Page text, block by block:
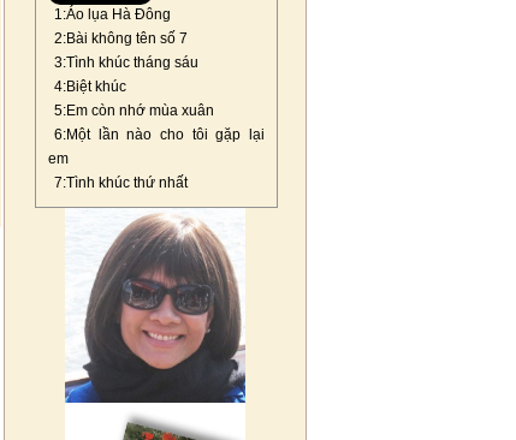
1:Áo lụa Hà Đông
2:Bài không tên số 7
3:Tình khúc tháng sáu
4:Biệt khúc
5:Em còn nhớ mùa xuân
6:Một lần nào cho tôi gặp lại
em
7:Tình khúc thứ nhất